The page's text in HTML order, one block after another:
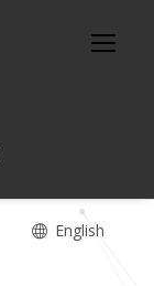
English